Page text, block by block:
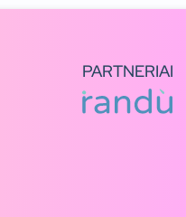
PARTNERIAI